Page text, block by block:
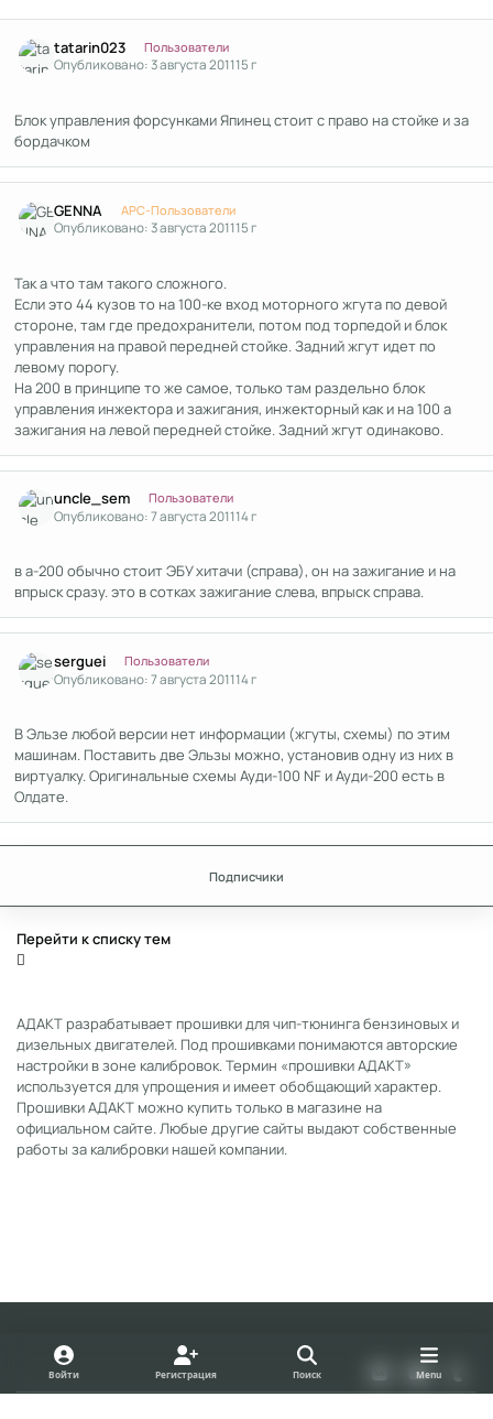
tatarin023 Пользователи
Опубликовано:3 августа 201115 г
Блок управления форсунками Япинец стоит с право на стойке и за
бордачком
GENNA APC-Пользователи
Опубликовано:3 августа 201115 г
Так а что там такого сложного.
Если это 44 кузов то на 100-ке вход моторного жгута по девой
стороне, там где предохранители, потом под торпедой и блок
управления на правой передней стойке. Задний жгут идет по
левому порогу.
На 200 в принципе то же самое, только там раздельно блок
управления инжектора и зажигания, инжекторный как и на 100 а
зажигания на левой передней стойке. Задний жгут одинаково.
uncle_sem Пользователи
Опубликовано:7 августа 201114 г
в а-200 обычно стоит ЭБУ хитачи (справа), он на зажигание и на
впрыск сразу. это в сотках зажигание слева, впрыск справа.
serguei Пользователи
Опубликовано:7 августа 201114 г
В Эльзе любой версии нет информации (жгуты, схемы) по этим
машинам. Поставить две Эльзы можно, установив одну из них в
виртуалку. Оригинальные схемы Ауди-100 NF и Ауди-200 есть в
Олдате.
Подписчики
Перейти к списку тем
АДАКТ разрабатывает прошивки для чип-тюнинга бензиновых и
дизельных двигателей. Под прошивками понимаются авторские
настройки в зоне калибровок. Термин «прошивки АДАКТ»
используется для упрощения и имеет обобщающий характер.
Прошивки АДАКТ можно купить только в магазине на
официальном сайте. Любые другие сайты выдают собственные
работы за калибровки нашей компании.
Light ModeDark ModeSystem Preference
k
o
t
u
Войти Регистрация Поиск Menu